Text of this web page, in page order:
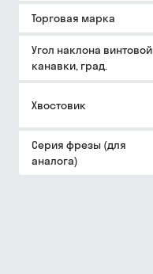
Торговая марка
Угол наклона винтовой
канавки, град.
Хвостовик
Серия фрезы (для
аналога)